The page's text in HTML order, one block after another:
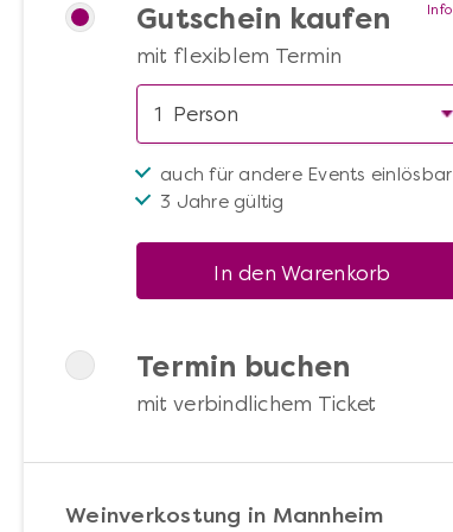
Gutschein kaufen
mit flexiblem Termin
auch für andere Events einlösbar
3 Jahre gültig
In den Warenkorb
Termin buchen
mit verbindlichem Ticket
Info
Weinverkostung in Mannheim